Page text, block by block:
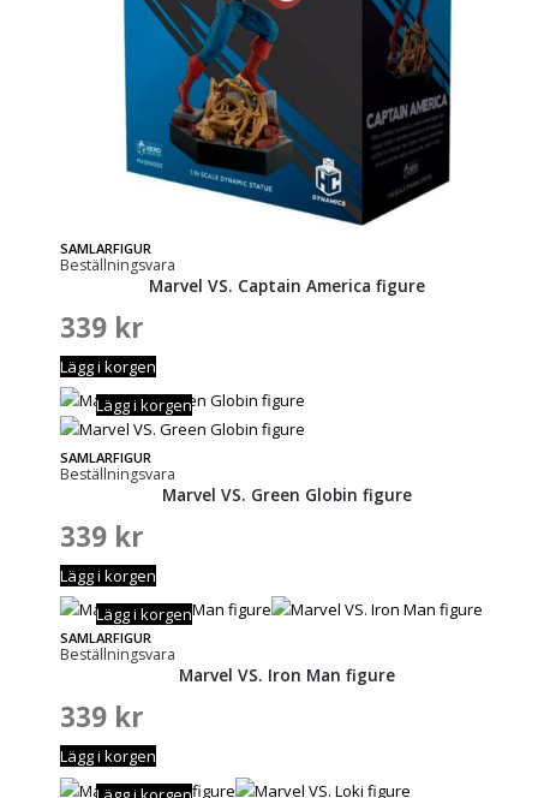
SAMLARFIGUR
Beställningsvara
Marvel VS. Captain America figure
339 kr
Lägg i korgen
SAMLARFIGUR
Beställningsvara
Lägg i korgen
Marvel VS. Green Globin figure
339 kr
Lägg i korgen
SAMLARFIGUR
Beställningsvara
Lägg i korgen
Marvel VS. Iron Man figure
339 kr
Lägg i korgen